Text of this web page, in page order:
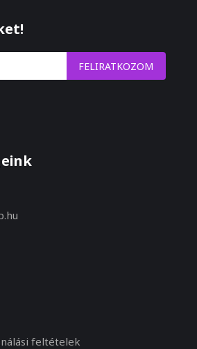
FELIRATKOZOM
feltételek